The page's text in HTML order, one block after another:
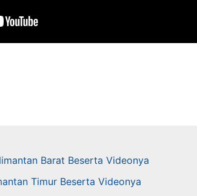
Barat Beserta Videonya
Timur Beserta Videonya